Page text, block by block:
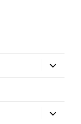
ブ
メ
ー
を
展
ブ